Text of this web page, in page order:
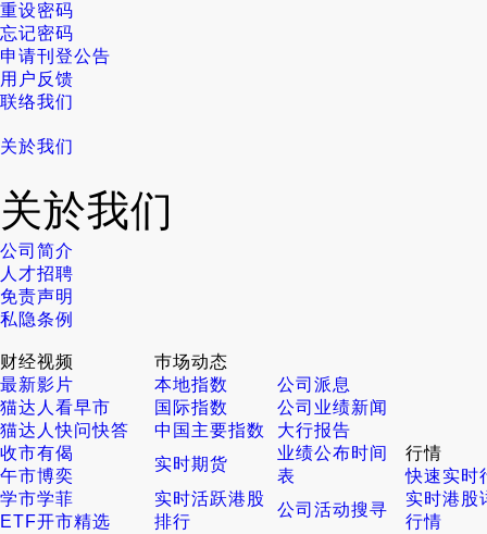
重设密码
忘记密码
申请刊登公告
用户反馈
联络我们
关於我们
关於我们
公司简介
人才招聘
免责声明
私隐条例
财经视频
最新影片
猫达人看早市
猫达人快问快答
收市有偈
午市博奕
学市学菲
ETF开市精选
巿场动态
本地指数
公司派息
国际指数
公司业绩新闻
中国主要指数
大行报告
实时期货
业绩公布时间
表
实时活跃港股
排行
公司活动搜寻
行情
快速实时
实时港股
行情